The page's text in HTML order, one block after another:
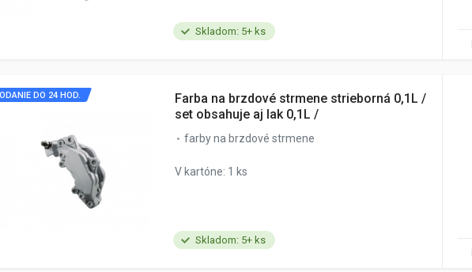
Skladom: 5+ ks
Skladom: 5+ ks
DO 24 HOD.
Farba na brzdové strmene strieborná 0,1L /
set obsahuje aj lak 0,1L /
farby na brzdové strmene
V kartóne: 1 ks